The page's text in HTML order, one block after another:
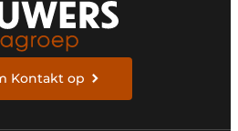
Kontakt op